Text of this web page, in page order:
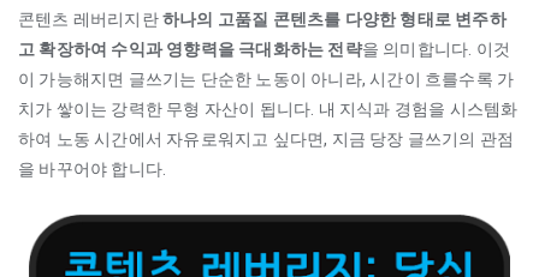
콘텐츠 레버리지란하나의 고품질 콘텐츠를 다양한 형태로 변주하
고 확장하여 수익과 영향력을 극대화하는 전략을 의미합니다. 이것
이 가능해지면 글쓰기는 단순한 노동이 아니라, 시간이 흐를수록 가
치가 쌓이는 강력한 무형 자산이 됩니다. 내 지식과 경험을 시스템화
하여 노동 시간에서 자유로워지고 싶다면, 지금 당장 글쓰기의 관점
을 바꾸어야 합니다.